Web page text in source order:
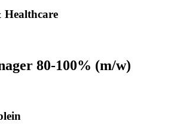
Healthcare
80-100% (m/w)